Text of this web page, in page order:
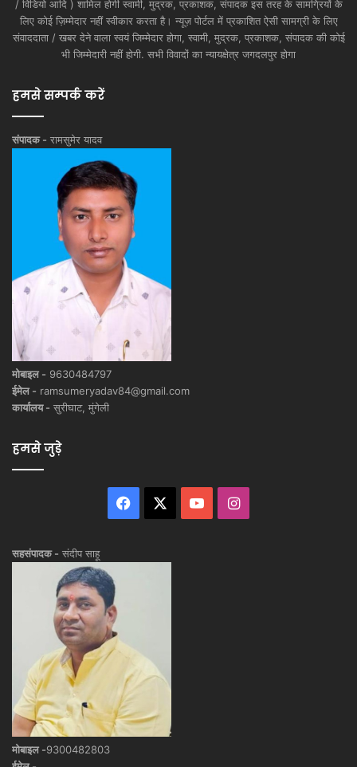
/ विडियो आदि ) शामिल होगी स्वामी, मुद्रक, प्रकाशक, संपादक इस तरह के सामग्रियों के
लिए कोई ज़िम्मेदार नहीं स्वीकार करता है। न्यूज़ पोर्टल में प्रकाशित ऐसी सामग्री के लिए
संवाददाता / खबर देने वाला स्वयं जिम्मेदार होगा, स्वामी, मुद्रक, प्रकाशक, संपादक की कोई
भी जिम्मेदारी नहीं होगी. सभी विवादों का न्यायक्षेत्र जगदलपुर होगा
हमसे सम्पर्क करें
संपादक - रामसुमेर यादव
मोबाइल - 9630484797
ईमेल - ramsumeryadav84@gmail.com
कार्यालय - सुरीघाट, मुंगेली
हमसे जुड़े
Facebook YouTubeInstagram
सहसंपादक - संदीप साहू
मोबाइल -9300482803